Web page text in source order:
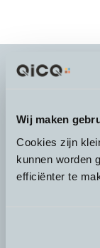
Wij maken
Cookies zijn
kunnen worden
efficiënter te
Over QicQ